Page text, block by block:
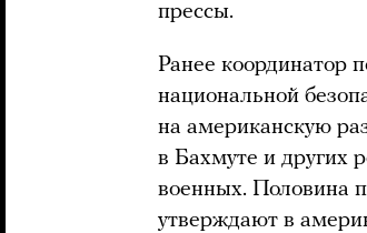
прессы.
Ранее координатор
национальной
на американскую
в Бахмуте и других
военных. Половина
утверждают в